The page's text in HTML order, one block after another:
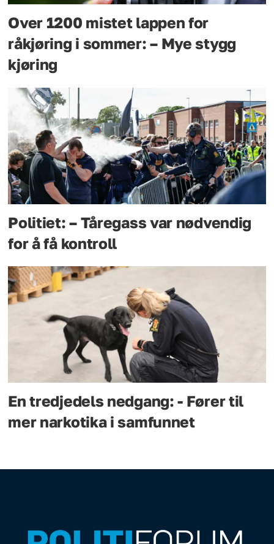
Over 1200 mistet lappen for
råkjøring i sommer: – Mye stygg
kjøring
Politiet: – Tåregass var nødvendig
for å få kontroll
En tredjedels nedgang: - Fører til
mer narkotika i samfunnet